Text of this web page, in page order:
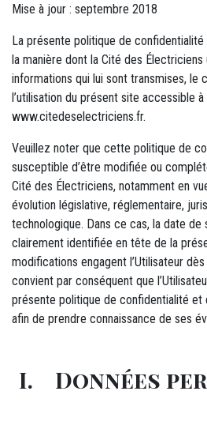
M12 - Texte
Mise à jour : septembre 2018
La présente politique de
la manière dont la Cité des
informations qui lui sont transmises, le
l’utilisation du présent site accessible à
www.citedeselectriciens.fr.
Veuillez noter que cette politique de
susceptible d’être modifiée ou
Cité des Électriciens, notamment en
évolution législative, réglementaire,
technologique. Dans ce cas, la date de
clairement identifiée en tête de la
modifications engagent l’Utilisateur
convient par conséquent que
présente politique de confidentialité et
afin de prendre connaissance de ses
I. Données